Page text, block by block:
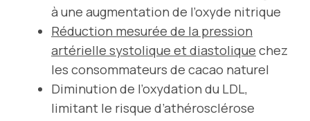
à une augmentation de l’oxyde nitrique
Réduction mesurée de la pression
artérielle systolique et diastolique chez
les consommateurs de cacao naturel
Diminution de l’oxydation du LDL,
limitant le risque d’athérosclérose